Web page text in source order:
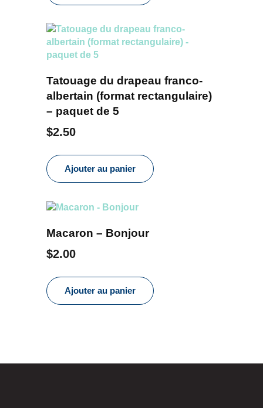
Tatouage du drapeau franco-
albertain (format rectangulaire)
– paquet de 5
$2.50
Ajouter au panier
Macaron – Bonjour
$2.00
Ajouter au panier